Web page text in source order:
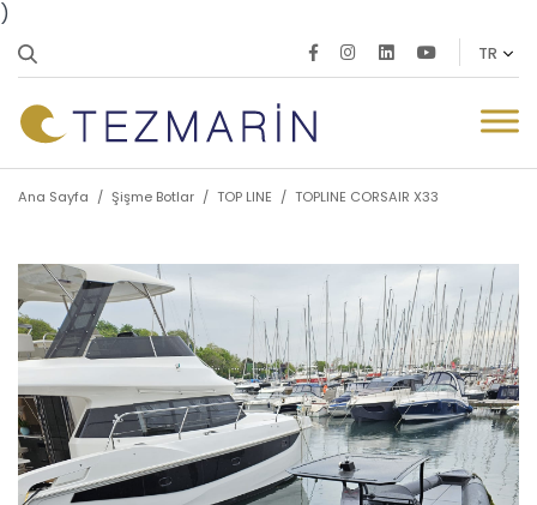
)
Ana Sayfa / Şişme Botlar / TOP LINE / TOPLINE CORSAIR X33